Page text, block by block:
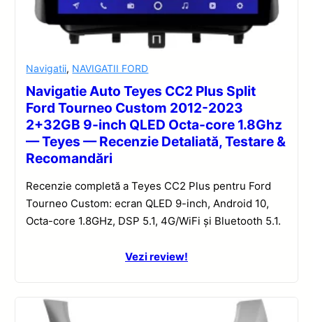
Navigatii, NAVIGATII FORD
Navigatie Auto Teyes CC2 Plus Split
Ford Tourneo Custom 2012-2023
2+32GB 9-inch QLED Octa-core 1.8Ghz
— Teyes — Recenzie Detaliată, Testare &
Recomandări
Recenzie completă a Teyes CC2 Plus pentru Ford
Tourneo Custom: ecran QLED 9-inch, Android 10,
Octa-core 1.8GHz, DSP 5.1, 4G/WiFi și Bluetooth 5.1.
Vezi review!